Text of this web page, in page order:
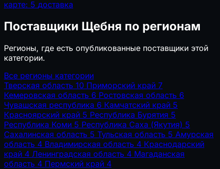
карте: 5 доставка
Поставщики Щебня по регионам
Регионы, где есть опубликованные поставщики этой
категории.
Все регионы категории
Тверская область 10 Приморский край 7
Кемеровская область 6 Ростовская область 6
Чувашская республика 6 Камчатский край 5
Красноярский край 5 Республика Бурятия 5
Республика Коми 5 Республика Саха (Якутия) 5
Сахалинская область 5 Тульская область 5 Амурская
область 4 Владимирская область 4 Краснодарский
край 4 Ленинградская область 4 Магаданская
область 4 Пермский край 4